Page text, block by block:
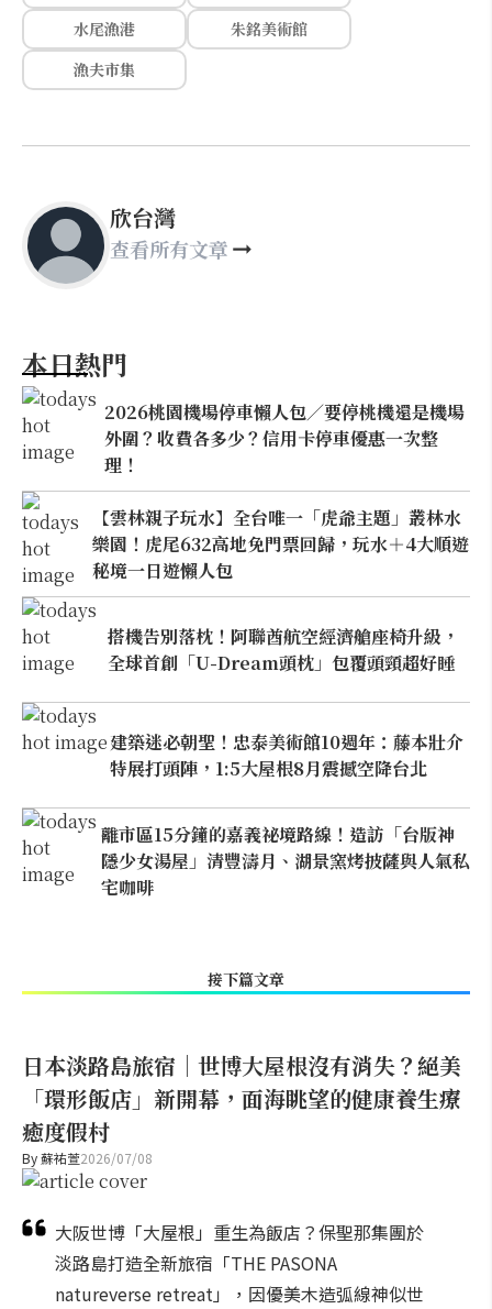
水尾漁港
朱銘美術館
漁夫市集
欣台灣
查看所有文章
本日熱門
2026桃園機場停車懶人包／要停桃機還是機場
外圍？收費各多少？信用卡停車優惠一次整
理！
【雲林親子玩水】全台唯一「虎爺主題」叢林水
樂園！虎尾632高地免門票回歸，玩水＋4大順遊
秘境一日遊懶人包
搭機告別落枕！阿聯酋航空經濟艙座椅升級，
全球首創「U-Dream頭枕」包覆頭頸超好睡
建築迷必朝聖！忠泰美術館10週年：藤本壯介
特展打頭陣，1:5大屋根8月震撼空降台北
離市區15分鐘的嘉義祕境路線！造訪「台版神
隱少女湯屋」清豐濤月、湖景窯烤披薩與人氣私
宅咖啡
接下篇文章
日本淡路島旅宿｜世博大屋根沒有消失？絕美
「環形飯店」新開幕，面海眺望的健康養生療
癒度假村
By蘇祐萱2026/07/08
大阪世博「大屋根」重生為飯店？保聖那集團於
淡路島打造全新旅宿「THE PASONA
natureverse retreat」，因優美木造弧線神似世